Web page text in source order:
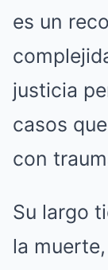
es un
justicia
casos
con
Su largo
la